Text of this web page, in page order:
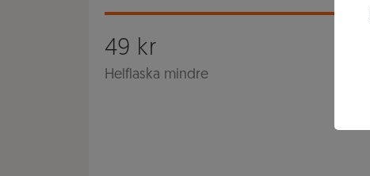
49 kr
Helflaska mindre